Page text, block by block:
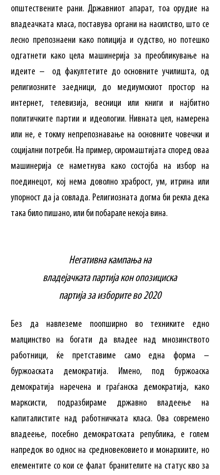
општествените рани. Државниот апарат, тоа орудие на
владеачката класа, поставува органи на насилство, што се
лесно препознаени како полиција и судство, но потешко
одгатнети како цела машинерија за преобликување на
идеите – од факултетите до основните училишта, од
религиозните заедници, до медиумскиот простор на
интернет, телевизија, весници или книги и најбитно
политичките партии и идеологии. Нивната цел, намерена
или не, е токму непрепознавање на основните човечки и
социјални потреби. На пример, сиромаштијата според оваа
машинерија се наметнува како состојба на избор на
поединецот, кој нема доволно храброст, ум, итрина или
упорност да ја совлада. Религиозната догма би рекла дека
така било пишано, или би побарале некоја вина.
Негативна кампања на
владејачката партија кон опозициска
партија за изборите во 2020
Без да навлеземе поопширно во техниките едно
малцинство на богати да владее над мнозинството
работници, ќе претставиме само една форма –
буржоаската демократија. Имено, под буржоаска
демократија наречена и граѓанска демократија, како
марксисти, подразбираме државно владеење на
капиталистите над работничката класа. Ова современо
владеење, посебно демократската република, е голем
напредок во однос на средновековието и монархиите, но
елементите со кои се фалат бранителите на статус кво за